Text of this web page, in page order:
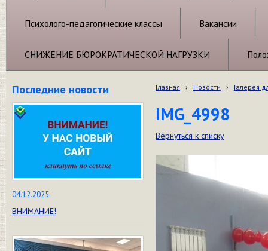
Психолого-педагогические классы Вакансии
СНИЖЕНИЕ БЮРОКРАТИЧЕСКОЙ НАГРУЗКИ
Последние новости
04.12.2025
ВНИМАНИЕ!
Главная › Новости › Галерея
IMG_4998
Вернуться к списку